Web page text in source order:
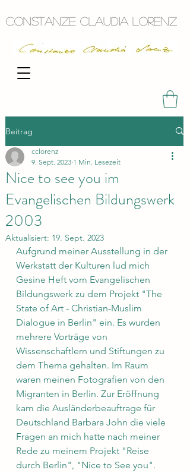
Constanze Claudia Lorenz
Beitrag
Nice to see you im
Evangelischen Bildungswerk
2003
cclorenz
9. Sept. 2023 1 Min. Lesezeit
Aktualisiert: 19. Sept. 2023
Aufgrund meiner Ausstellung in der
Werkstatt der Kulturen lud mich
Gesine Heft vom Evangelischen
Bildungswerk zu dem Projekt "The
State of Art - Christian-Muslim
Dialogue in Berlin" ein. Es wurden
mehrere Vorträge von
Wissenschaftlern und Stiftungen zu
dem Thema gehalten. Im Raum
waren meinen Fotografien von den
Migranten in Berlin. Zur Eröffnung
kam die Ausländerbeauftrage für
Deutschland Barbara John die viele
Fragen an mich hatte nach meiner
Rede zu meinem Projekt "Reise
durch Berlin", "Nice to See you".